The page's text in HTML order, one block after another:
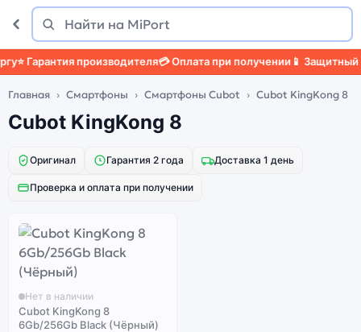
Поиск
Найти
⭐ Гарантия производителя💳 Оплата при получении📱 Защитный
Главная Смартфоны Смартфоны Cubot Cubot KingKong 8
Cubot KingKong 8
Оригинал Гарантия 2 года Доставка 1 день
Проверка и оплата при получении
Нет в наличии
Cubot KingKong 8
6Gb/256Gb Black (Чёрный)